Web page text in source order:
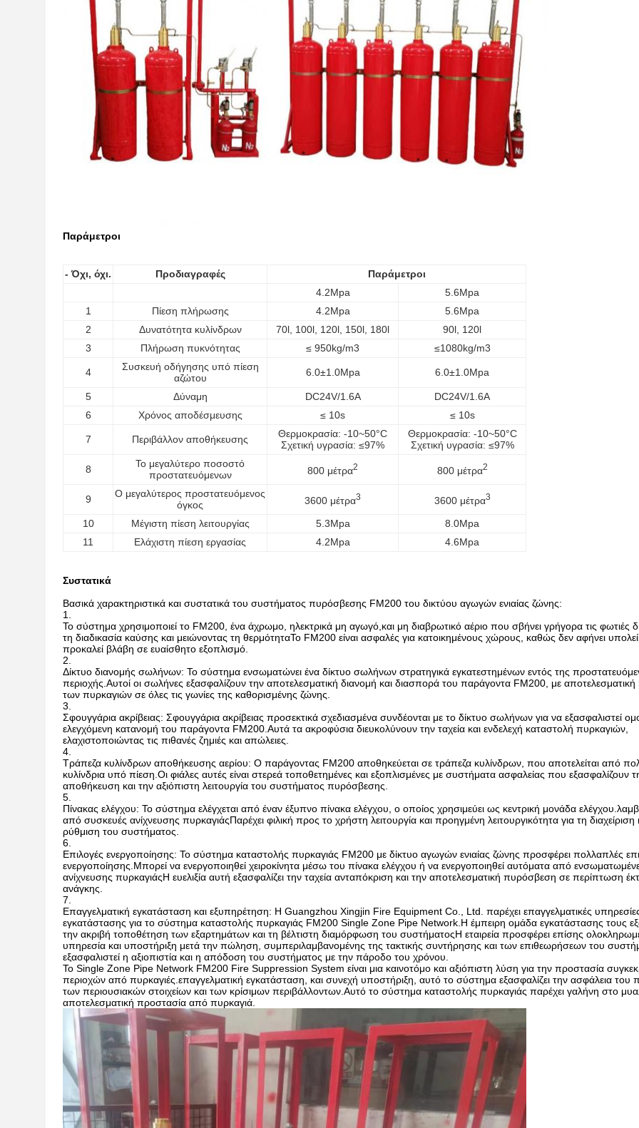
Παράμετροι
- Όχι, όχι. Προδιαγραφές
Παράμετροι
4.2Mpa
5.6Mpa
1
Πίεση πλήρωσης 4.2Mpa
5.6Mpa
2
Δυνατότητα κυλίνδρων 70l, 100l, 120l, 150l, 180l
90l, 120l
3
Πλήρωση πυκνότητας ≤ 950kg/m3 ≤1080kg/m3
4
Συσκευή οδήγησης υπό πίεση
αζώτου
6.0±1.0Mpa 6.0±1.0Mpa
5 Δύναμη DC24V/1.6A
DC24V/1.6A
6
Χρόνος αποδέσμευσης ≤ 10s ≤ 10s
7 Περιβάλλον αποθήκευσης
Θερμοκρασία: -10~50°C
Σχετική υγρασία: ≤97%
Θερμοκρασία: -10~50°C
Σχετική υγρασία: ≤97%
8
Το μεγαλύτερο ποσοστό
προστατευόμενων
800 μέτρα2 800 μέτρα2
9
Ο μεγαλύτερος προστατευόμενος
όγκος
3600 μέτρα3 3600 μέτρα3
10 Μέγιστη πίεση λειτουργίας 5.3Mpa
8.0Mpa
11
Ελάχιστη πίεση εργασίας 4.2Mpa 4.6Mpa
Συστατικά
Βασικά χαρακτηριστικά και συστατικά του συστήματος πυρόσβεσης FM200 του δικτύου αγωγών ενιαίας ζώνης:
Το σύστημα χρησιμοποιεί το FM200, ένα άχρωμο, ηλεκτρικά μη αγωγό,και μη διαβρωτικό αέριο που σβήνει γρήγορα τις φωτιές
τη διαδικασία καύσης και μειώνοντας τη θερμότηταΤο FM200 είναι ασφαλές για κατοικημένους χώρους, καθώς δεν αφήνει
προκαλεί βλάβη σε ευαίσθητο εξοπλισμό.
Δίκτυο διανομής σωλήνων: Το σύστημα ενσωματώνει ένα δίκτυο σωλήνων στρατηγικά εγκατεστημένων εντός της
περιοχής.Αυτοί οι σωλήνες εξασφαλίζουν την αποτελεσματική διανομή και διασπορά του παράγοντα FM200, με αποτελεσματική
των πυρκαγιών σε όλες τις γωνίες της καθορισμένης ζώνης.
Σφουγγάρια ακρίβειας: Σφουγγάρια ακρίβειας προσεκτικά σχεδιασμένα συνδέονται με το δίκτυο σωλήνων για να εξασφαλιστεί
ελεγχόμενη κατανομή του παράγοντα FM200.Αυτά τα ακροφύσια διευκολύνουν την ταχεία και ενδελεχή καταστολή πυρκαγιών,
ελαχιστοποιώντας τις πιθανές ζημιές και απώλειες.
Τράπεζα κυλίνδρων αποθήκευσης αερίου: Ο παράγοντας FM200 αποθηκεύεται σε τράπεζα κυλίνδρων, που αποτελείται από
κυλίνδρια υπό πίεση.Οι φιάλες αυτές είναι στερεά τοποθετημένες και εξοπλισμένες με συστήματα ασφαλείας που εξασφαλίζουν
αποθήκευση και την αξιόπιστη λειτουργία του συστήματος πυρόσβεσης.
Πίνακας ελέγχου: Το σύστημα ελέγχεται από έναν έξυπνο πίνακα ελέγχου, ο οποίος χρησιμεύει ως κεντρική μονάδα
από συσκευές ανίχνευσης πυρκαγιάςΠαρέχει φιλική προς το χρήστη λειτουργία και προηγμένη λειτουργικότητα για τη διαχείριση
ρύθμιση του συστήματος.
Επιλογές ενεργοποίησης: Το σύστημα καταστολής πυρκαγιάς FM200 με δίκτυο αγωγών ενιαίας ζώνης προσφέρει πολλαπλές
ενεργοποίησης.Μπορεί να ενεργοποιηθεί χειροκίνητα μέσω του πίνακα ελέγχου ή να ενεργοποιηθεί αυτόματα από
ανίχνευσης πυρκαγιάςΗ ευελιξία αυτή εξασφαλίζει την ταχεία ανταπόκριση και την αποτελεσματική πυρόσβεση σε περίπτωση
ανάγκης.
Επαγγελματική εγκατάσταση και εξυπηρέτηση: Η Guangzhou Xingjin Fire Equipment Co., Ltd. παρέχει επαγγελματικές
εγκατάστασης για το σύστημα καταστολής πυρκαγιάς FM200 Single Zone Pipe Network.Η έμπειρη ομάδα εγκατάστασης τους
την ακριβή τοποθέτηση των εξαρτημάτων και τη βέλτιστη διαμόρφωση του συστήματοςΗ εταιρεία προσφέρει επίσης
υπηρεσία και υποστήριξη μετά την πώληση, συμπεριλαμβανομένης της τακτικής συντήρησης και των επιθεωρήσεων του
εξασφαλιστεί η αξιοπιστία και η απόδοση του συστήματος με την πάροδο του χρόνου.
Το Single Zone Pipe Network FM200 Fire Suppression System είναι μια καινοτόμο και αξιόπιστη λύση για την προστασία
περιοχών από πυρκαγιές.επαγγελματική εγκατάσταση, και συνεχή υποστήριξη, αυτό το σύστημα εξασφαλίζει την ασφάλεια του
των περιουσιακών στοιχείων και των κρίσιμων περιβάλλοντων.Αυτό το σύστημα καταστολής πυρκαγιάς παρέχει γαλήνη στο
αποτελεσματική προστασία από πυρκαγιά.